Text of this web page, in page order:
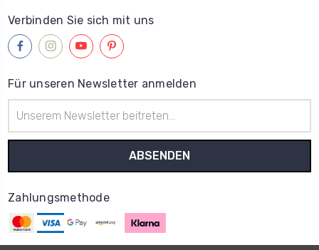
Verbinden Sie sich mit uns
Für unseren Newsletter anmelden
Mail-
Adresse
Zahlungsmethode